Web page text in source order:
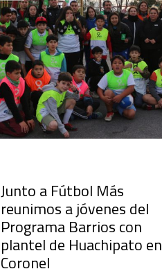
Junto a Fútbol Más
reunimos a jóvenes del
Programa Barrios con
plantel de Huachipato en
Coronel